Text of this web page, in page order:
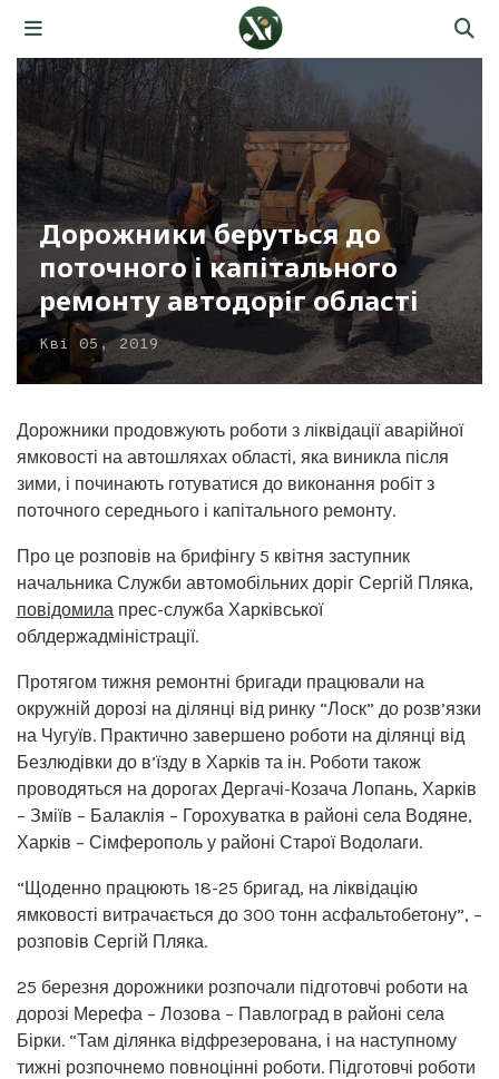
Дорожники беруться до
поточного і капітального
ремонту автодоріг області
Кві 05, 2019
Дорожники продовжують роботи з ліквідації аварійної
ямковості на автошляхах області, яка виникла після
зими, і починають готуватися до виконання робіт з
поточного середнього і капітального ремонту.
Про це розповів на брифінгу 5 квітня заступник
начальника Служби автомобільних доріг Сергій Пляка,
повідомила прес-служба Харківської
облдержадміністрації.
Протягом тижня ремонтні бригади працювали на
окружній дорозі на ділянці від ринку “Лоск” до розв’язки
на Чугуїв. Практично завершено роботи на ділянці від
Безлюдівки до в’їзду в Харків та ін. Роботи також
проводяться на дорогах Дергачі-Козача Лопань, Харків
– Зміїв – Балаклія – Горохуватка в районі села Водяне,
Харків – Сімферополь у районі Старої Водолаги.
“Щоденно працюють 18-25 бригад, на ліквідацію
ямковості витрачається до 300 тонн асфальтобетону”, –
розповів Сергій Пляка.
25 березня дорожники розпочали підготовчі роботи на
дорозі Мерефа – Лозова – Павлоград в районі села
Бірки. “Там ділянка відфрезерована, і на наступному
тижні розпочнемо повноцінні роботи. Підготовчі роботи